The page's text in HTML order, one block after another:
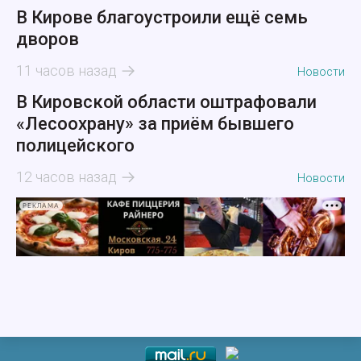
В Кирове благоустроили ещё семь
дворов
11 часов назад Новости
В Кировской области оштрафовали
«Лесоохрану» за приём бывшего
полицейского
12 часов назад Новости
РЕКЛАМА